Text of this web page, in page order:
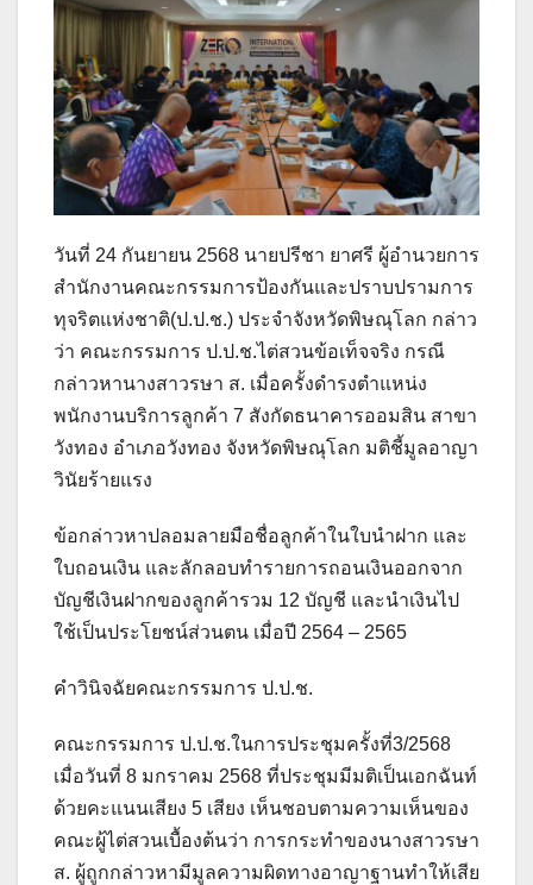
วันที่ 24 กันยายน 2568 นายปรีชา ยาศรี ผู้อำนวยการ
สำนักงานคณะกรรมการป้องกันและปราบปรามการ
ทุจริตแห่งชาติ(ป.ป.ช.) ประจำจังหวัดพิษณุโลก กล่าว
ว่า คณะกรรมการ ป.ป.ช.ไต่สวนข้อเท็จจริง กรณี
กล่าวหานางสาวรษา ส. เมื่อครั้งดำรงตำแหน่ง
พนักงานบริการลูกค้า 7 สังกัดธนาคารออมสิน สาขา
วังทอง อำเภอวังทอง จังหวัดพิษณุโลก มติชี้มูลอาญา
วินัยร้ายแรง
ข้อกล่าวหาปลอมลายมือชื่อลูกค้าในใบนำฝาก และ
ใบถอนเงิน และลักลอบทำรายการถอนเงินออกจาก
บัญชีเงินฝากของลูกค้ารวม 12 บัญชี และนำเงินไป
ใช้เป็นประโยชน์ส่วนตน เมื่อปี 2564 – 2565
คำวินิจฉัยคณะกรรมการ ป.ป.ช.
คณะกรรมการ ป.ป.ช.ในการประชุมครั้งที่3/2568
เมื่อวันที่ 8 มกราคม 2568 ที่ประชุมมีมติเป็นเอกฉันท์
ด้วยคะแนนเสียง 5 เสียง เห็นชอบตามความเห็นของ
คณะผู้ไต่สวนเบื้องต้นว่า การกระทำของนางสาวรษา
ส. ผู้ถูกกล่าวหามีมูลความผิดทางอาญาฐานทำให้เสีย